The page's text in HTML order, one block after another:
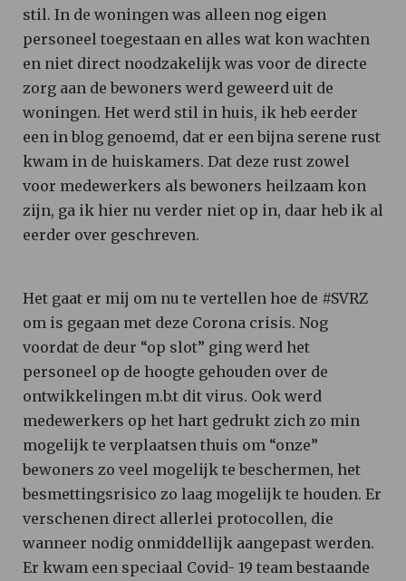
stil. In de woningen was alleen nog eigen
personeel toegestaan en alles wat kon wachten
en niet direct noodzakelijk was voor de directe
zorg aan de bewoners werd geweerd uit de
woningen. Het werd stil in huis, ik heb eerder
een in blog genoemd, dat er een bijna serene rust
kwam in de huiskamers. Dat deze rust zowel
voor medewerkers als bewoners heilzaam kon
zijn, ga ik hier nu verder niet op in, daar heb ik al
eerder over geschreven.
Het gaat er mij om nu te vertellen hoe de #SVRZ
om is gegaan met deze Corona crisis. Nog
voordat de deur “op slot” ging werd het
personeel op de hoogte gehouden over de
ontwikkelingen m.b.t dit virus. Ook werd
medewerkers op het hart gedrukt zich zo min
mogelijk te verplaatsen thuis om “onze”
bewoners zo veel mogelijk te beschermen, het
besmettingsrisico zo laag mogelijk te houden. Er
verschenen direct allerlei protocollen, die
wanneer nodig onmiddellijk aangepast werden.
Er kwam een speciaal Covid- 19 team bestaande